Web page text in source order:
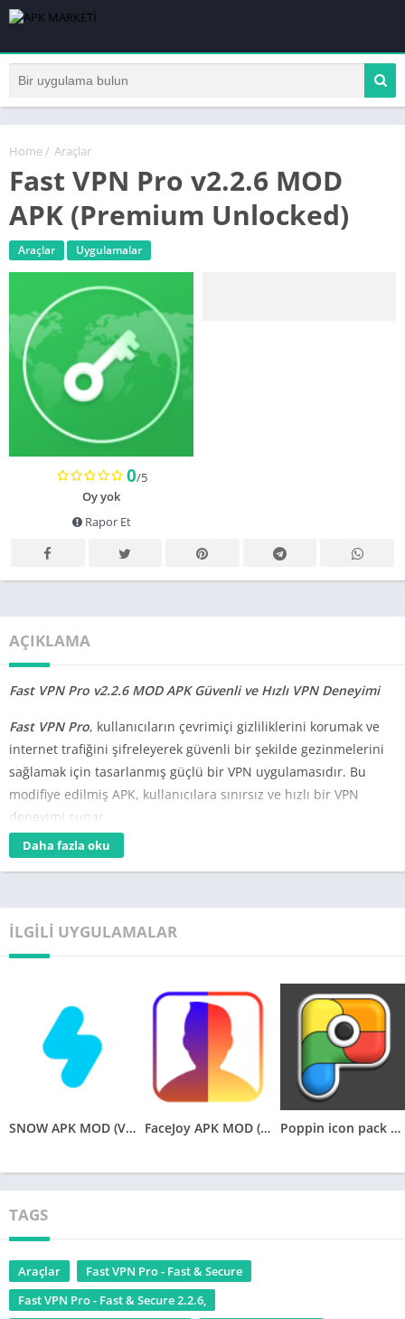
Home/ Araçlar
Fast VPN Pro v2.2.6 MOD
APK (Premium Unlocked)
Araçlar Uygulamalar
0/5
Oy yok
Rapor Et
AÇIKLAMA
Fast VPN Pro v2.2.6 MOD APK Güvenli ve Hızlı VPN Deneyimi
Fast VPN Pro, kullanıcıların çevrimiçi gizliliklerini korumak ve
internet trafiğini şifreleyerek güvenli bir şekilde gezinmelerini
sağlamak için tasarlanmış güçlü bir VPN uygulamasıdır. Bu
modifiye edilmiş APK, kullanıcılara sınırsız ve hızlı bir VPN
deneyimi sunar.
Fast VPN Pro, kullanıcıların coğrafi kısıtlamaları aşmalarını ve
engellenmiş web sitelerine erişmelerini sağlar. Farklı ülkelerde
böylece istenilen içeriğe engelsiz erişim sağlar.
Uygulama, kullanıcıların çevrimiçi etkinliklerini gizli tutar ve
veri trafiğini şifreleyerek güvenliğini sağlar. Bu sayede, kişisel
bilgilerinizin çevrimiçi saldırılara karşı korunduğundan emin
olabilirsiniz.
APKMarketi.com
üzerinden Fast VPN Pro v2.2.6 MOD APK’sını
indirebilirsiniz. Bu modifiye edilmiş sürüm, premium özelliklere
ücretsiz erişim sağlar ve reklamsız bir deneyim sunar.
gezinmenizi özgürleştirin ve çevrimiçi gizliliğinizi koruyun.
Not: VPN kullanırken, her zaman güvenilir ve güvenlik odaklı
VPN sağlayıcılarını tercih etmek önemlidir.
Daha fazla oku
İLGILI UYGULAMALAR
SNOW APK MOD (VIP Unlocked) v12.1.2 FaceJoy APK MOD (Premium Unlocked) v1.0.9.0 Poppin icon pack APK v2.4.8 (Patched)
TAGS
Araçlar
Fast VPN Pro - Fast & Secure
Fast VPN Pro - Fast & Secure 2.2.6,